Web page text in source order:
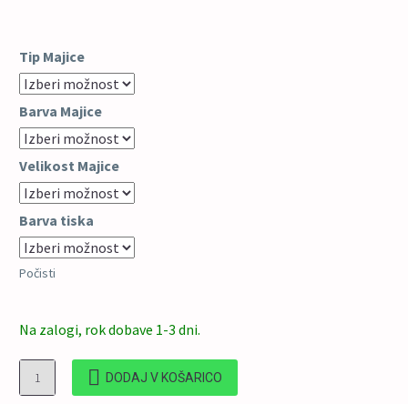
Tip Majice
Barva Majice
Velikost Majice
Barva tiska
Počisti
Na zalogi, rok dobave 1-3 dni.
Najboljši
ati
DODAJ V KOŠARICO